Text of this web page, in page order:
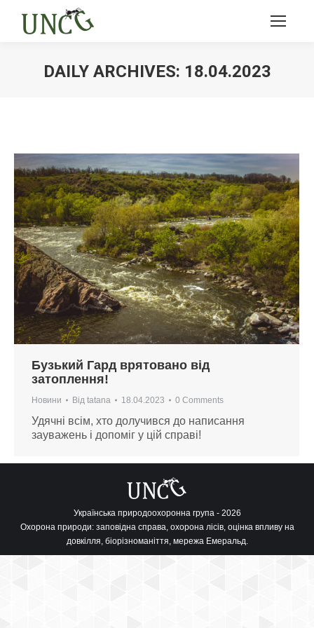
DAILY ARCHIVES: 18.04.2023
Бузький Гард врятовано від
затоплення!
Новини Від tatana 18.04.2023 0 Comments
Удячні всім, хто долучився до написання
зауважень і допоміг у цій справі!
Українська природоохоронна група - 2026
Охорона природи: заповідна справа, охорона лісів, оцінка впливу на
довкілля, біорізноманіття, мережа Емеральд.